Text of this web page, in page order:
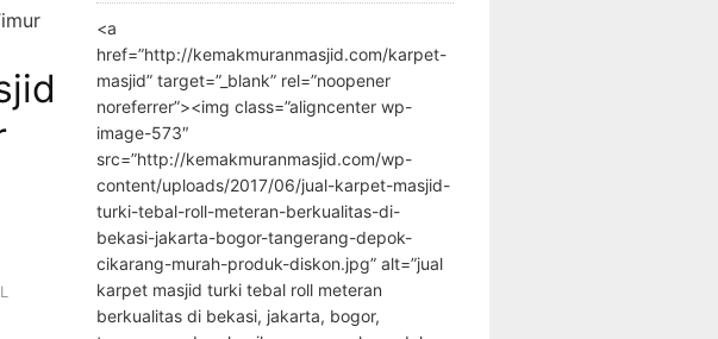
<a
href=”http://kemakmuranmasjid.com/karpet-
masjid” target=”_blank” rel=”noopener
noreferrer”><img class=”aligncenter wp-
image-573″
src=”http://kemakmuranmasjid.com/wp-
content/uploads/2017/06/jual-karpet-masjid-
turki-tebal-roll-meteran-berkualitas-di-
bekasi-jakarta-bogor-tangerang-depok-
cikarang-murah-produk-diskon.jpg” alt=”jual
karpet masjid turki tebal roll meteran
berkualitas di bekasi, jakarta, bogor,